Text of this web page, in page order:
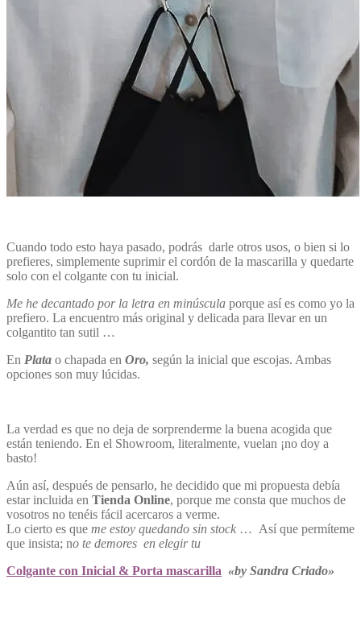
Cuando todo esto haya pasado, podrás darle otros usos, o bien si lo
prefieres, simplemente suprimir el cordón de la mascarilla y quedarte
solo con el colgante con tu inicial.
Me he decantado por la letra en minúscula porque así es como yo la
prefiero. La encuentro más original y delicada para llevar en un
colgantito tan sutil …
En Plata o chapada en Oro, según la inicial que escojas. Ambas
opciones son muy lúcidas.
La verdad es que no deja de sorprenderme la buena acogida que
están teniendo. En el Showroom, literalmente, vuelan ¡no doy a
basto!
Aún así, después de pensarlo, he decidido que mi propuesta debía
estar incluida en Tienda Online, porque me consta que muchos de
vosotros no tenéis fácil acercaros a verme.
Lo cierto es que me estoy quedando sin stock … Así que permíteme
que insista; no te demores en elegir tu
Colgante con Inicial & Porta mascarilla «by Sandra Criado»